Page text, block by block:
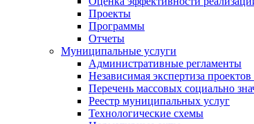
Проекты
Программы
Отчеты
Муниципальные услуги
Административные регламенты
Независимая экспертиза
Перечень массовых социально
Реестр муниципальных услуг
Технологические схемы